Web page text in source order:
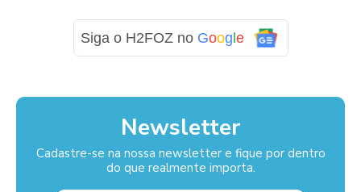
Siga o H2FOZ no Google
Newsletter
Cadastre-se na nossa newsletter e fique por dentro
do que realmente importa.